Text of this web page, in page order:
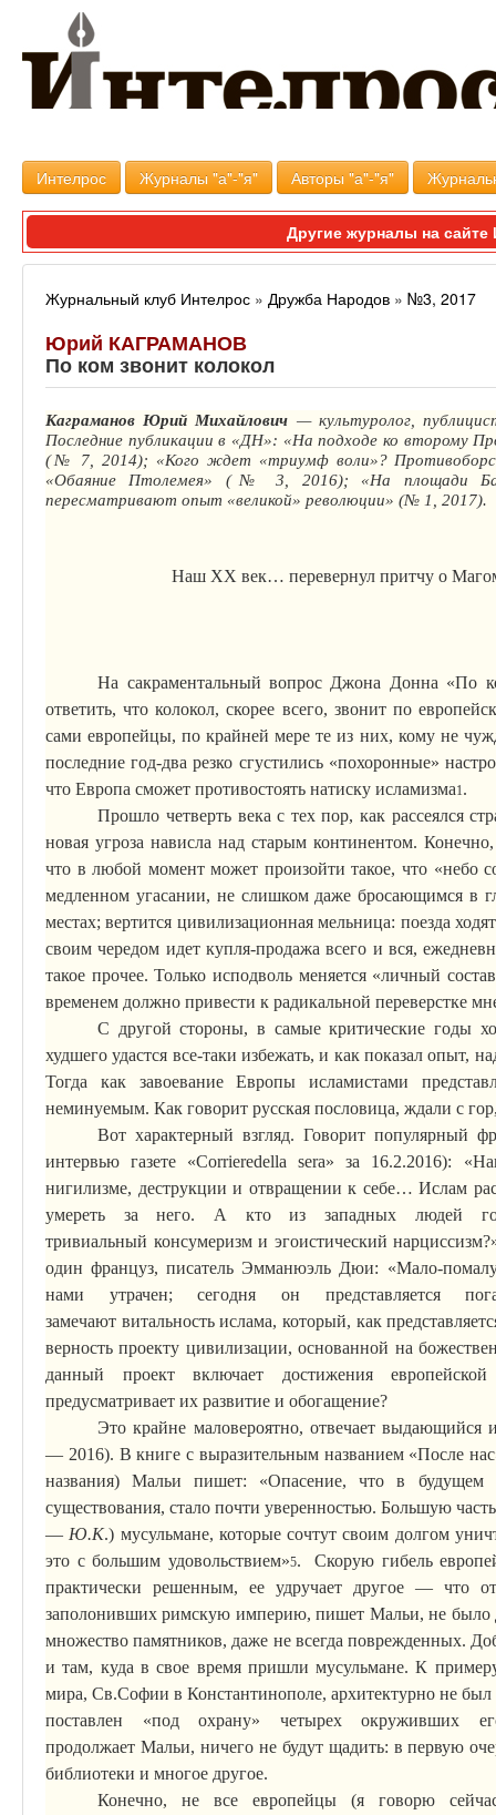
Интелрос Журналы "а"-"я" Авторы "а"-"я"
Другие журналы на
Журнальный клуб Интелрос » Дружба Народов » №3, 2017
Юрий КАГРАМАНОВ
По ком звонит колокол
Каграманов Юрий Михайлович — культуролог,
Последние публикации в «ДН»: «На подходе ко второму
(№ 7, 2014); «Кого ждет «триумф воли»?
«Обаяние Птолемея» (№ 3, 2016); «На площади
пересматривают опыт «великой» рево­люции» (№ 1, 2017).
Наш XX век… перевернул притчу о
На сакраментальный вопрос Джона Донна «По
ответить, что колокол, скорее всего, звонит по
сами европейцы, по крайнеймере те из них, кому не
последние год-два резко сгустились «похоронные»
что Европа сможет противостоять натиску исламизма1.
Прошло четверть века с тех пор, как рассеялся
новая угроза нависла над старым континентом.
что в любой момент может произойти такое, что «небо
медленном угасании, не слишком даже бросающимся в
местах; вертится цивилизационнаямельница: поезда
своим чередом идет купля-продажа всего и вся,
такое прочее. Только исподволь меняется «личный
временем должно привести к радикальной переверстке
С другой стороны, в самые критические годы
худшего удастся все-таки избежать, и как показал опыт,
Тогда как завоевание Европы исламистами
неминуемым. Как говорит русская пословица, ждали с
Вот характерный взгляд. Говорит популярный
интервью газете «Corrieredella sera» за 16.2.2016):
нигилизме, деструкции и отвращении к себе… Ислам
умереть за него. А кто из западных людей
тривиальный консумеризми эгоистический
один француз, писатель Эмманюэль Дюи: «Мало-
нами утрачен; сегодня он представляется
замечают витальностьислама, который, как
верность проекту цивилизации, основанной на
данный проект включает достижения
предусматривает их развитие и обогащение?
Это крайне маловероятно, отвечает выдающийся
— 2016). В книге с выразительным названием «После
названия)Мальи пишет: «Опасение, что в будущем
существования, стало почти уверенностью. Большую
— Ю.К.) мусульмане, которые сочтут своим долгом
это с большим удовольствием»5.
Скорую гибель
практически решенным, ее удручает другое — что
заполонивших римскую империю, пишет Мальи, не было
множество памятников, даже не всегда поврежденных.
и там, куда в свое время пришли мусульмане. К
мира, Св.Софии в Константинополе, архитектурно не
поставлен «под охрану» четырех окруживших
продолжает Мальи, ничего не будут щадить: в первую
библиотеки и многое другое.
Конечно, не все европейцы (я говорю